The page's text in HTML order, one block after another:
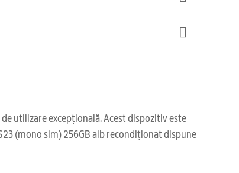
utilizare excepțională. Acest dispozitiv este
(mono sim) 256GB alb recondiționat dispune